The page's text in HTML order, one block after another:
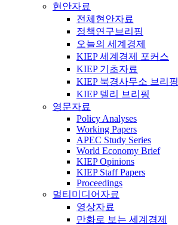
현안자료
전체현안자료
정책연구브리핑
오늘의 세계경제
KIEP 세계경제 포커스
KIEP 기초자료
KIEP 북경사무소 브리핑
KIEP 델리 브리핑
영문자료
Policy Analyses
Working Papers
APEC Study Series
World Economy Brief
KIEP Opinions
KIEP Staff Papers
Proceedings
멀티미디어자료
영상자료
만화로 보는 세계경제